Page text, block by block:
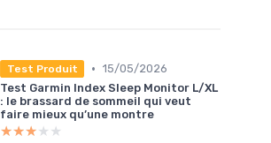
Test Produit • 15/05/2026
Test Garmin Index Sleep Monitor L/XL
: le brassard de sommeil qui veut
faire mieux qu’une montre
★★★★★
★★★★★